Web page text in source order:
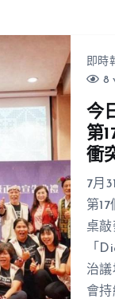
即時
8
今
第
衝
7月
第
桌
「
治
會持